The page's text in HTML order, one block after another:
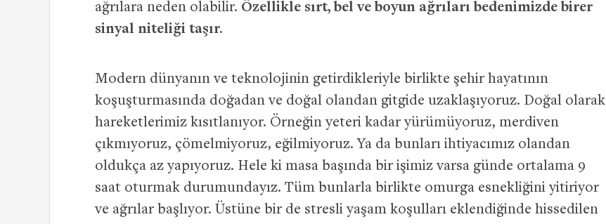
ağrılara neden olabilir. Özellikle sırt, bel ve boyun ağrıları bedenimizde birer
sinyal niteliği taşır.
Modern dünyanın ve teknolojinin getirdikleriyle birlikte şehir hayatının
koşuşturmasında doğadan ve doğal olandan gitgide uzaklaşıyoruz. Doğal olarak
hareketlerimiz kısıtlanıyor. Örneğin yeteri kadar yürümüyoruz, merdiven
çıkmıyoruz, çömelmiyoruz, eğilmiyoruz. Ya da bunları ihtiyacımız olandan
oldukça az yapıyoruz. Hele ki masa başında bir işimiz varsa günde ortalama 9
saat oturmak durumundayız. Tüm bunlarla birlikte omurga esnekliğini yitiriyor
ve ağrılar başlıyor. Üstüne bir de stresli yaşam koşulları eklendiğinde hissedilen